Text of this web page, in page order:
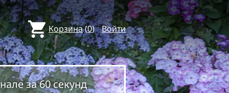
Корзина(0) Войти
за 60 секунд